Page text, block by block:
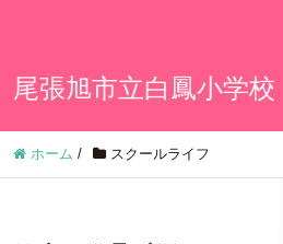
尾張旭市立白鳳小学校
ホーム / スクールライフ